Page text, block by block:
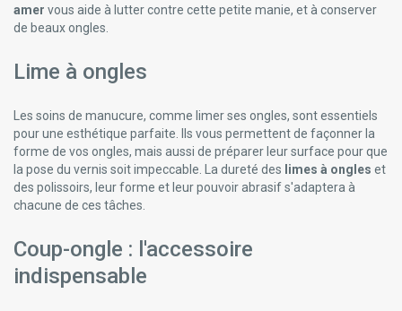
amer vous aide à lutter contre cette petite manie, et à conserver
de beaux ongles.
Lime à ongles
Les soins de manucure, comme limer ses ongles, sont essentiels
pour une esthétique parfaite. Ils vous permettent de façonner la
forme de vos ongles, mais aussi de préparer leur surface pour que
la pose du vernis soit impeccable. La dureté des limes à ongles et
des polissoirs, leur forme et leur pouvoir abrasif s'adaptera à
chacune de ces tâches.
Coup-ongle : l'accessoire
indispensable